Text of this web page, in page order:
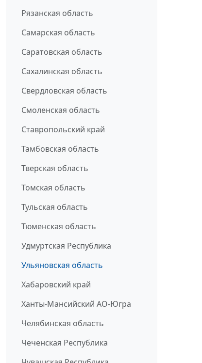
Рязанская область
Самарская область
Саратовская область
Сахалинская область
Свердловская область
Смоленская область
Ставропольский край
Тамбовская область
Тверская область
Томская область
Тульская область
Тюменская область
Удмуртская Республика
Ульяновская область
Хабаровский край
Ханты-Мансийский АО-Югра
Челябинская область
Чеченская Республика